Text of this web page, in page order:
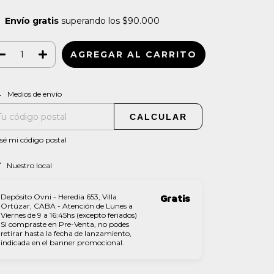
Envío gratis superando los $90.000
para el CP:
Medios de envío
CALCULAR
mi código postal
Nuestro local
Depósito Ovni - Heredia 653, Villa
Ortúzar, CABA - Atención de Lunes a
Viernes de 9 a 16:45hs (excepto feriados)
Si compraste en Pre-Venta, no podes
retirar hasta la fecha de lanzamiento,
indicada en el banner promocional.
Gratis